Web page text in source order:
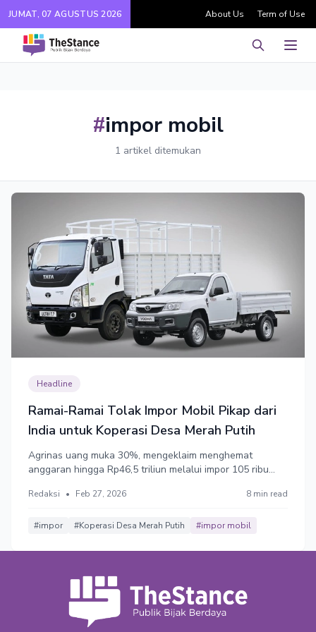
JUMAT, 07 AGUSTUS 2026 About Us Term of Use
Pencarian
#impor mobil
1 artikel ditemukan
Headline
Ramai-Ramai Tolak Impor Mobil Pikap dari
India untuk Koperasi Desa Merah Putih
Agrinas uang muka 30%, mengeklaim menghemat
anggaran hingga Rp46,5 triliun melalui impor 105 ribu
Kopdes Merah Putih. Banyak pihak keberatan dengan
otomotif dalam negeri.
Redaksi • Feb 27, 2026 8 min read
#impor #Koperasi Desa Merah Putih #impor mobil